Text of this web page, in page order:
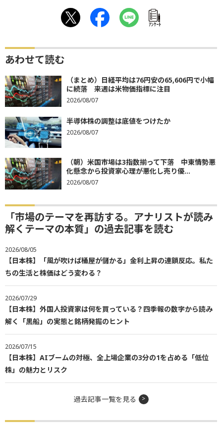
ｱﾝｹｰﾄ
あわせて読む
（まとめ）日経平均は76円安の65,606円で小幅
に続落 来週は米物価指標に注目
2026/08/07
半導体株の調整は底値をつけたか
2026/08/07
（朝）米国市場は3指数揃って下落 中東情勢悪
化懸念から投資家心理が悪化し売り優...
2026/08/07
「市場のテーマを再訪する。アナリストが読み
解くテーマの本質」の過去記事を読む
2026/08/05
【日本株】「風が吹けば桶屋が儲かる」金利上昇の連鎖反応。私た
ちの生活と株価はどう変わる？
2026/07/29
【日本株】外国人投資家は何を買っている？四季報の数字から読み
解く「黒船」の実態と銘柄発掘のヒント
2026/07/15
【日本株】AIブームの対極、全上場企業の3分の1を占める「低位
株」の魅力とリスク
過去記事一覧を見る